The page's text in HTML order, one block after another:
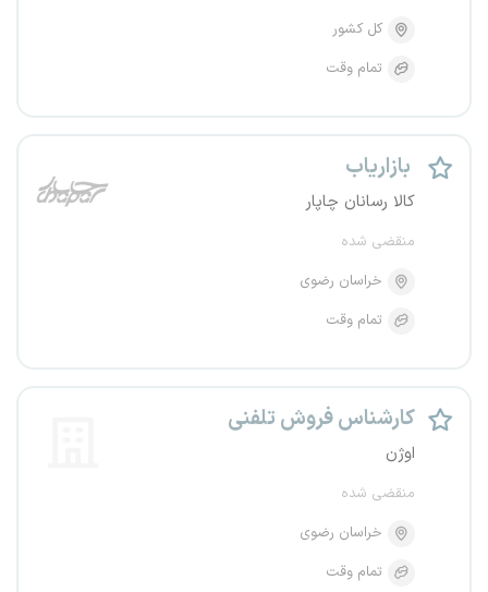
کل کشور
تمام وقت
بازاریاب
کالا رسانان چاپار
منقضی شده
خراسان رضوی
تمام وقت
کارشناس فروش تلفنی
اوژن
منقضی شده
خراسان رضوی
تمام وقت